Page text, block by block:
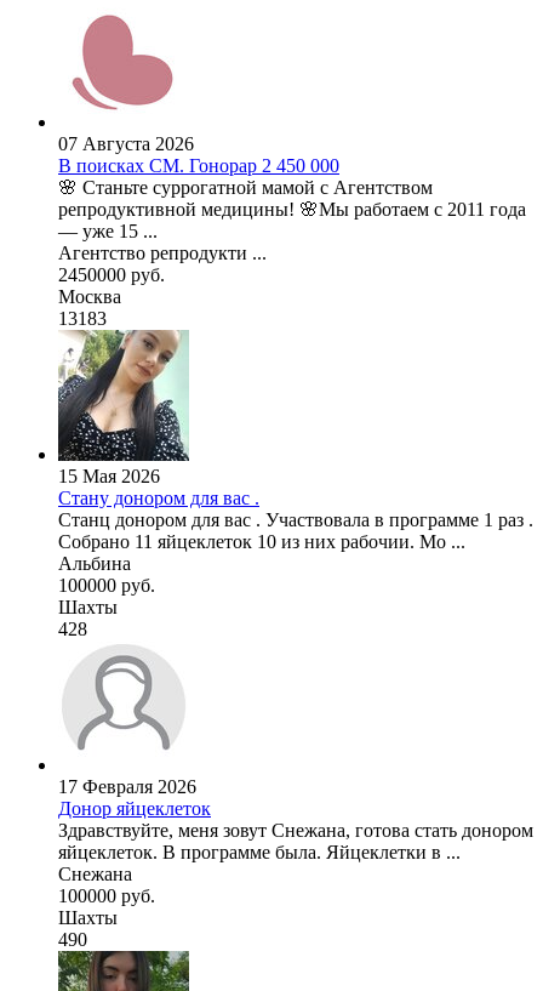
07 Августа 2026
В поисках СМ. Гонорар 2 450 000
🌸 Станьте суррогатной мамой с Агентством
репродуктивной медицины! 🌸Мы работаем с 2011 года
— уже 15 ...
Агентство репродукти ...
2450000 руб.
Москва
13183
15 Мая 2026
Стану донором для вас .
Станц донором для вас . Участвовала в программе 1 раз .
Собрано 11 яйцеклеток 10 из них рабочии. Мо ...
Альбина
100000 руб.
Шахты
428
17 Февраля 2026
Донор яйцеклеток
Здравствуйте, меня зовут Снежана, готова стать донором
яйцеклеток. В программе была. Яйцеклетки в ...
Снежана
100000 руб.
Шахты
490